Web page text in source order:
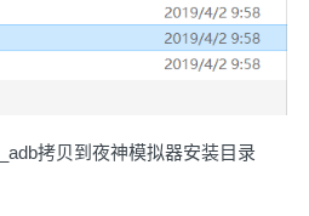
拷贝到夜神模拟器安装目录